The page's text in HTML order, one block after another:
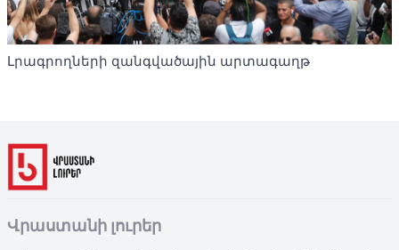
Լրագրողների զանգվածային արտագաղթ
Վրաստանի լուրեր